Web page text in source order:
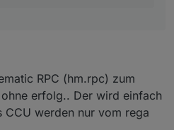
RPC (hm.rpc) zum
erfolg.. Der wird einfach
CCU werden nur vom rega